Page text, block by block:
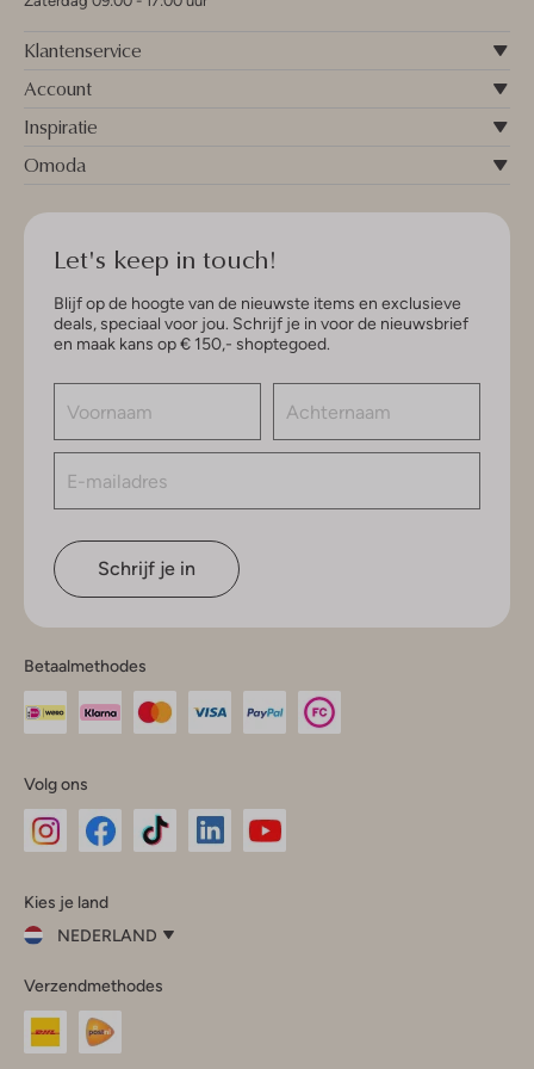
Klantenservice
Account
Inspiratie
Omoda
Let's keep in touch!
Blijf op de hoogte van de nieuwste items en exclusieve
deals, speciaal voor jou. Schrijf je in voor de nieuwsbrief
en maak kans op € 150,- shoptegoed.
Schrijf je in
Betaalmethodes
Volg ons
InstagramFacebook
Kies je land
NEDERLAND
je
land
Nederland
Verzendmethodes